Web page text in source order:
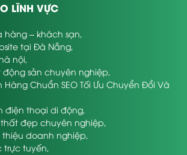
LĨNH VỰC
hàng – khách sạn,
tại Đà Nẵng,
nội,
động sản chuyên nghiệp,
Hàng Chuẩn SEO Tối Ưu Chuyển Đổi Và
điện thoại di động,
thất đẹp chuyên nghiệp,
thiệu doanh nghiệp,
trực tuyến,